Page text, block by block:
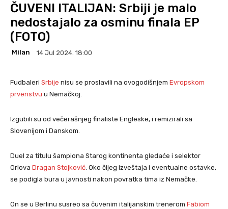
ČUVENI ITALIJAN: Srbiji je malo
nedostajalo za osminu finala EP
(FOTO)
Milan 14 Jul 2024. 18:00
Fudbaleri Srbije nisu se proslavili na ovogodišnjem Evropskom
prvenstvu u Nemačkoj.
Izgubili su od večerašnjeg finaliste Engleske, i remizirali sa
Slovenijom i Danskom.
Duel za titulu šampiona Starog kontinenta gledaće i selektor
Orlova Dragan Stojković . Oko čijeg izveštaja i eventualne ostavke,
se podigla bura u javnosti nakon povratka tima iz Nemačke.
On se u Berlinu susreo sa čuvenim italijanskim trenerom Fabiom